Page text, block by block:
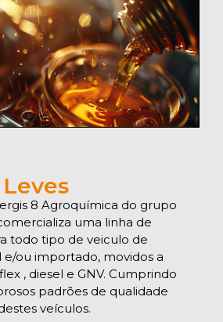
8 Agroquímica do grupo
uma linha de
todo tipo de veiculo de
e/ou importado, movidos a
, diesel e GNV. Cumprindo
padrões de qualidade
veículos.